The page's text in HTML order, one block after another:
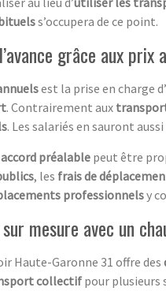
s’occupera de ce point.
grâce aux
est la prise en charge
. Contrairement aux
. Les salariés en sauront aussi
accord préalable peut être
, les frais de
professionnelsy
mesure avec un
Haute-Garonne 31 offre des
collectif pour plusieurs